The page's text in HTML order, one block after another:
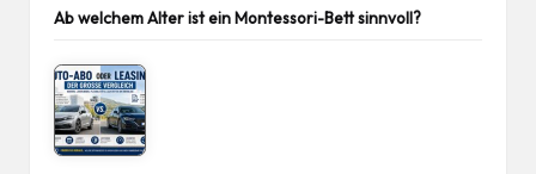
Ab welchem Alter ist ein Montessori-Bett sinnvoll?